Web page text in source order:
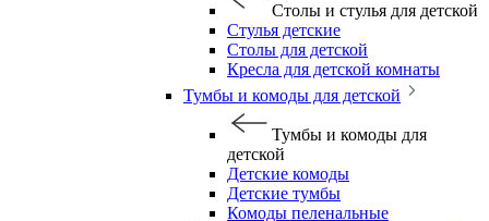
Столы и стулья для детской
Стулья детские
Столы для детской
Кресла для детской комнаты
Тумбы и комоды для детской
Тумбы и комоды для
детской
Детские комоды
Детские тумбы
Комоды пеленальные